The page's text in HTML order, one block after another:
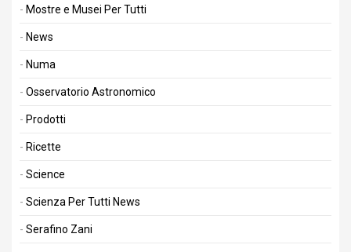
Mostre e Musei Per Tutti
News
Numa
Osservatorio Astronomico
Prodotti
Ricette
Science
Scienza Per Tutti News
Serafino Zani